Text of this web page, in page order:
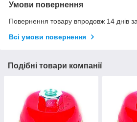
Умови повернення
Повернення товару впродовж 14 днів
Всі умови повернення
Подібні товари компанії